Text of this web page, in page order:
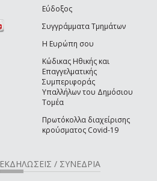
Εύδοξος
Συγγράμματα Τμημάτων
Η Ευρώπη σου
Κώδικας Ηθικής και
Επαγγελματικής
Συμπεριφοράς
Υπαλλήλων του Δημόσιου
Τομέα
Πρωτόκολλα διαχείρισης
κρούσματος Covid-19
ΕΚΔΗΛΩΣΕΙΣ / ΣΥΝΕΔΡΙΑ